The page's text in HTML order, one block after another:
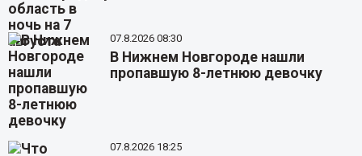
07.8.2026 08:30
В Нижнем Новгороде нашли
пропавшую 8-летнюю девочку
07.8.2026 18:25